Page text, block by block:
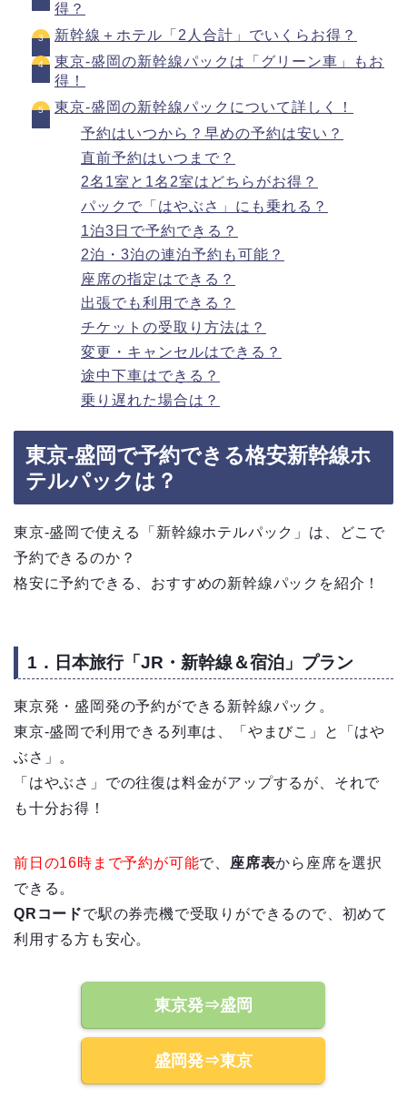
得？
新幹線＋ホテル「2人合計」でいくらお得？
東京-盛岡の新幹線パックは「グリーン車」もお
得！
東京-盛岡の新幹線パックについて詳しく！
予約はいつから？早めの予約は安い？
直前予約はいつまで？
2名1室と1名2室はどちらがお得？
パックで「はやぶさ」にも乗れる？
1泊3日で予約できる？
2泊・3泊の連泊予約も可能？
座席の指定はできる？
出張でも利用できる？
チケットの受取り方法は？
変更・キャンセルはできる？
途中下車はできる？
乗り遅れた場合は？
東京-盛岡で予約できる格安新幹線ホ
テルパックは？
東京-盛岡で使える「新幹線ホテルパック」は、どこで
予約できるのか？
格安に予約できる、おすすめの新幹線パックを紹介！
1．日本旅行「JR・新幹線＆宿泊」プラン
東京発・盛岡発の予約ができる新幹線パック。
東京-盛岡で利用できる列車は、「やまびこ」と「はや
ぶさ」。
「はやぶさ」での往復は料金がアップするが、それで
も十分お得！
前日の16時まで予約が可能で、 座席表から座席を選択
できる。
QRコードで駅の券売機で受取りができるので、初めて
利用する方も安心。
東京発⇒盛岡
盛岡発⇒東京